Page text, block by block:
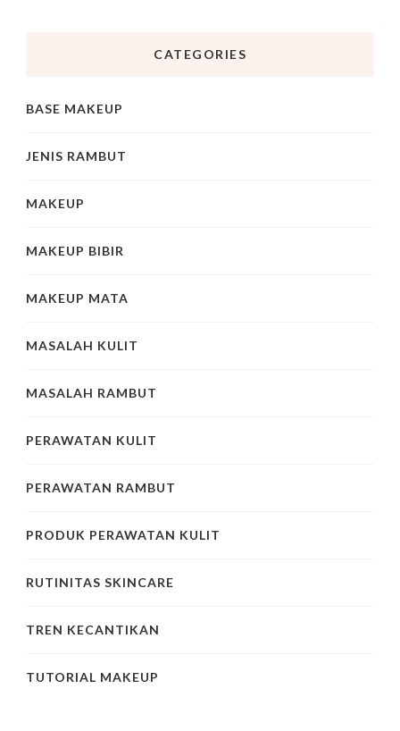
CATEGORIES
BASE MAKEUP
JENIS RAMBUT
MAKEUP
MAKEUP BIBIR
MAKEUP MATA
MASALAH KULIT
MASALAH RAMBUT
PERAWATAN KULIT
PERAWATAN RAMBUT
PRODUK PERAWATAN KULIT
RUTINITAS SKINCARE
TREN KECANTIKAN
TUTORIAL MAKEUP